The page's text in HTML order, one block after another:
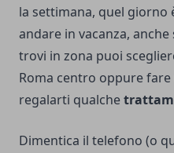
la settimana, quel
andare in vacanza,
trovi in zona puoi
Roma centro oppure
regalarti qualche
Dimentica il telefono (o